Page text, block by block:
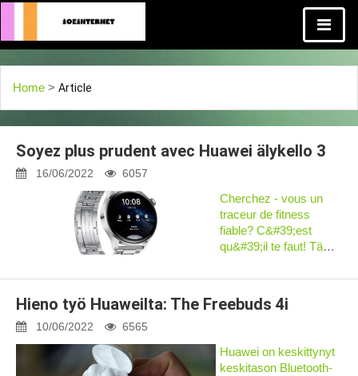
Home > Article
Soyez plus prudent avec Huawei älykello 3
16/06/2022 6057
Cherchez - vous un
traceur de fitness
fiable? C&#39;est
qu&#39;il te faut! Tämä
joka sopii sydämen
est temps de profiter
Hieno työ Huaweilta: The Freebuds 4i
10/06/2022 6565
Huawei on keskittynyt
keskitason Bluetooth-